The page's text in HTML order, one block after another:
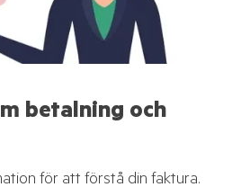
betalning och
för att förstå din faktura.